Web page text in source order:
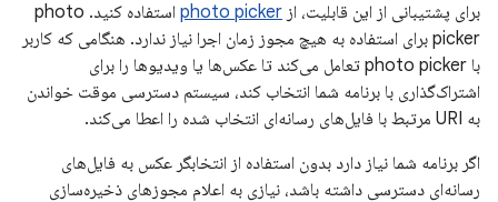
برای پشتیبانی از این قابلیت، از photo picker
استفاده کنید. photo
picker برای استفاده به هیچ مجوز زمان اجرا نیاز ندارد. هنگامی که کاربر
با photo picker تعامل می‌کند تا عکس‌ها یا ویدیوها را برای
اشتراک‌گذاری با برنامه شما انتخاب کند، سیستم دسترسی موقت خواندن
به URI مرتبط با فایل‌های رسانه‌ای انتخاب شده را اعطا می‌کند.
اگر برنامه شما نیاز دارد بدون استفاده از انتخابگر عکس به فایل‌های
رسانه‌ای دسترسی داشته باشد، نیازی به اعلام مجوزهای ذخیره‌سازی